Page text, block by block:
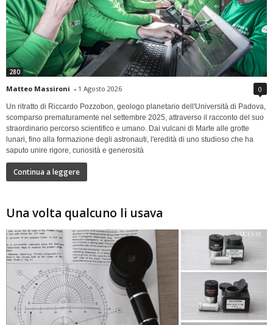
280
Matteo Massironi - 1 Agosto 2026 0
Un ritratto di Riccardo Pozzobon, geologo planetario dell'Università di Padova,
scomparso prematuramente nel settembre 2025, attraverso il racconto del suo
straordinario percorso scientifico e umano. Dai vulcani di Marte alle grotte
lunari, fino alla formazione degli astronauti, l'eredità di uno studioso che ha
saputo unire rigore, curiosità e generosità
Continua a leggere
Una volta qualcuno li usava